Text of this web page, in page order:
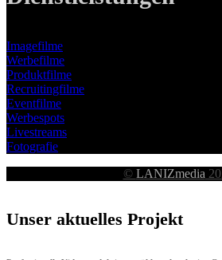
Imagefilme
Werbefilme
Produktfilme
Recruitingfilme
Eventfilme
Werbespots
Livestreams
Fotografie
© LANIZmedia
Unser aktuelles Projekt